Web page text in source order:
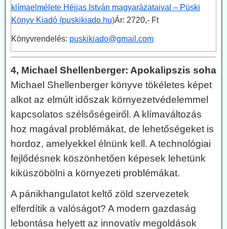
klímaelmélete Héjjas István magyarázataival – Püski
Könyv Kiadó (puskikiado.hu)Ár: 2720,- Ft
Könyvrendelés: puskikiado@gmail.com
4, Michael Shellenberger: Apokalipszis soha
Michael Shellenberger könyve tökéletes képet
alkot az elmúlt időszak környezetvédelemmel
kapcsolatos szélsőségeiről. A klímaváltozás
hoz magával problémákat, de lehetőségeket is
hordoz, amelyekkel élnünk kell. A technológiai
fejlődésnek köszönhetően képesek lehetünk
kiküszöbölni a környezeti problémákat.
A pánikhangulatot keltő zöld szervezetek
elferdítik a valóságot? A modern gazdaság
lebontása helyett az innovatív megoldások